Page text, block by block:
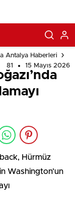
Antalya Haberleri
81
15 Mayıs 2026
Hürmüz
Washington’un